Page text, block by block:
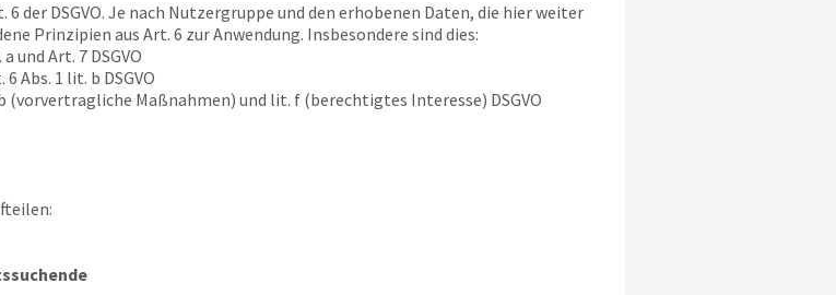
der DSGVO. Je nach Nutzergruppe und den erhobenen Daten, die hier weiter
Prinzipien aus Art. 6 zur Anwendung. Insbesondere sind dies:
und Art. 7 DSGVO
Abs. 1 lit. b DSGVO
(vorvertragliche Maßnahmen) und lit. f (berechtigtes Interesse) DSGVO